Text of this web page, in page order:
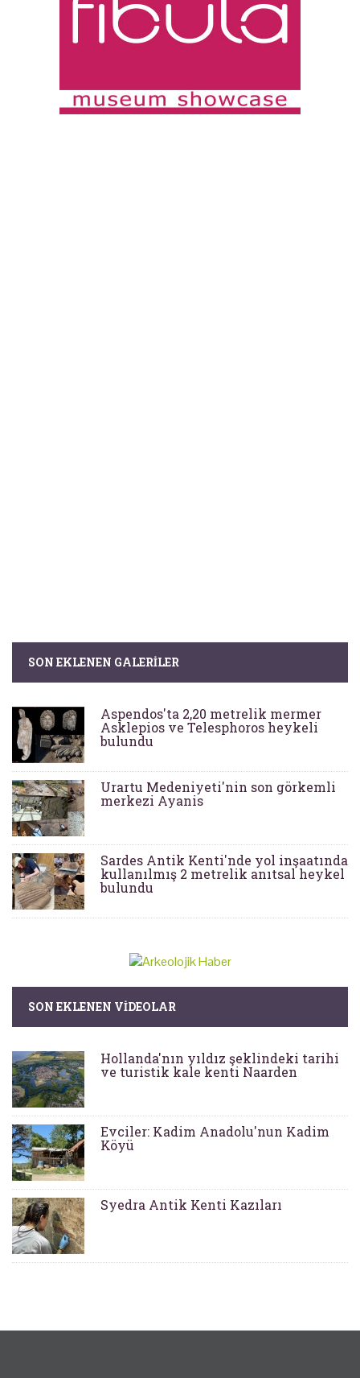
SON EKLENEN GALERILER
Aspendos'ta 2,20 metrelik mermer
Asklepios ve Telesphoros heykeli
bulundu
Urartu Medeniyeti'nin son görkemli
merkezi Ayanis
Sardes Antik Kenti'nde yol inşaatında
kullanılmış 2 metrelik anıtsal heykel
bulundu
SON EKLENEN VIDEOLAR
Hollanda'nın yıldız şeklindeki tarihi
ve turistik kale kenti Naarden
Evciler: Kadim Anadolu'nun Kadim
Köyü
Syedra Antik Kenti Kazıları